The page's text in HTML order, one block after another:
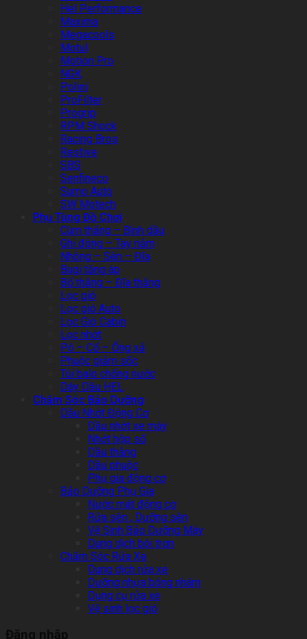
Hel Performance
Maxima
Megacools
Motul
Motion Pro
NGK
Polini
ProFilter
Progrip
RPM Shock
Racing Bros
Restive
SBS
Senfineco
Sumo Auto
SW Motech
Phụ Tùng Đồ Chơi
Cùm thắng – Bình dầu
Ghi đông – Tay nắm
Nhông – Sên – Đĩa
Bugi tăng áp
Bố thắng – Đĩa thắng
Lọc gió
Lọc gió Auto
Lọc Gió Cabin
Lọc nhớt
Pô – Cổ – Ống xả
Phuộc giảm sốc
Túi balo chống nước
Dây Dầu HEL
Chăm Sóc Bảo Dưỡng
Dầu Nhớt Động Cơ
Dầu nhớt xe máy
Nhớt hộp số
Dầu thắng
Dầu phuộc
Phụ gia động cơ
Bảo Dưỡng Phụ Gia
Nước mát động cơ
Rửa sên , Dưỡng sên
Vệ Sinh Bảo Dưỡng Máy
Dung dịch bôi trơn
Chăm Sóc Rửa Xe
Dung dịch rửa xe
Dưỡng nhựa bóng nhám
Dụng cụ rửa xe
Vệ sinh lọc gió
Đăng nhập